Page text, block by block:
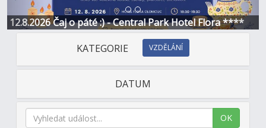
12.8.2026 Čaj o páté :) - Central Park Hotel Flora ****
KATEGORIE VZDĚLÁNÍ
DATUM
OK